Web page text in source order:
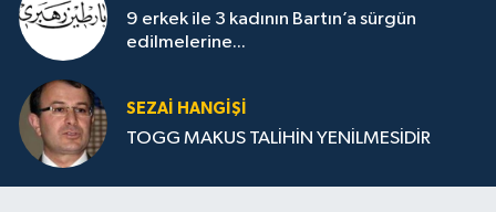
9 erkek ile 3 kadının Bartın’a sürgün
edilmelerine...
SEZAI HANGİŞİ
TOGG MAKUS TALİHİN YENİLMESİDİR